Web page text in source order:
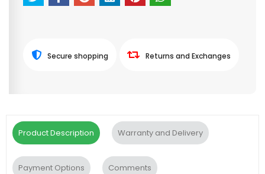
Secure shopping Returns and Exchanges
Product Description Warranty and Delivery
Payment Options Comments